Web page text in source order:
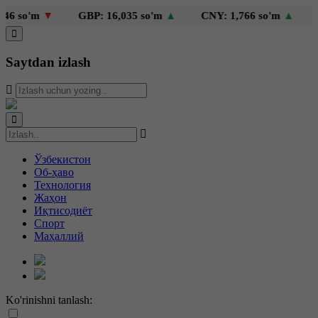
so'm▼ GBP: 16,035 so'm▲ CNY: 1,766 so'm▲
Saytdan izlash
Ўзбекистон
Об-ҳаво
Технология
Жаҳон
Иқтисодиёт
Спорт
Маҳаллий
Ko'rinishni tanlash: